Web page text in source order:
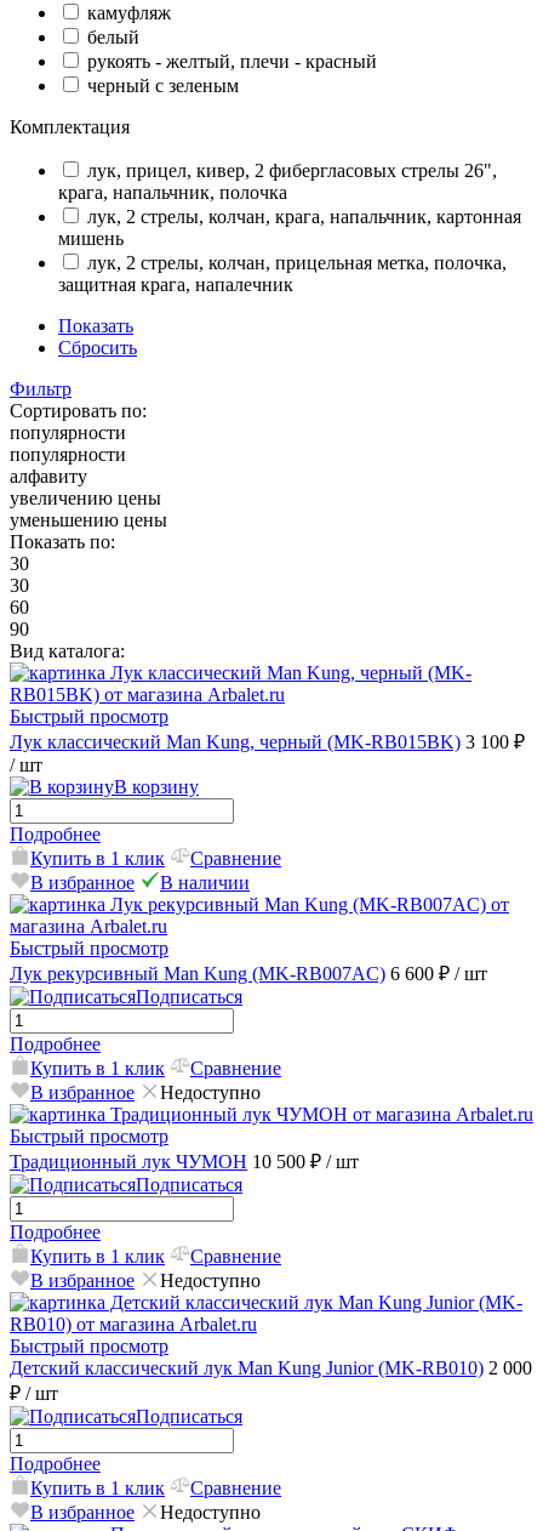
камуфляж
белый
рукоять - желтый, плечи - красный
черный с зеленым
Комплектация
лук, прицел, кивер, 2 фибергласовых стрелы 26",
крага, напальчник, полочка
лук, 2 стрелы, колчан, крага, напальчник, картонная
мишень
лук, 2 стрелы, колчан, прицельная метка, полочка,
защитная крага, напалечник
Показать
Сбросить
Фильтр
Сортировать по:
популярности
популярности
алфавиту
увеличению цены
уменьшению цены
Показать по:
30
30
60
90
Вид каталога:
Быстрый просмотр
Лук классический Man Kung, черный (MK-RB015BK) 3 100 ₽
/ шт
В корзину
Подробнее
Купить в 1 клик
Сравнение
В избранное
В наличии
Быстрый просмотр
Лук рекурсивный Man Kung (MK-RB007AC) 6 600 ₽ / шт
Подписаться
Подробнее
Купить в 1 клик
Сравнение
В избранное
Недоступно
Быстрый просмотр
Традиционный лук ЧУМОН 10 500 ₽ / шт
Подписаться
Подробнее
Купить в 1 клик
Сравнение
В избранное
Недоступно
Быстрый просмотр
Детский классический лук Man Kung Junior (MK-RB010) 2 000
₽ / шт
Подписаться
Подробнее
Купить в 1 клик
Сравнение
В избранное
Недоступно